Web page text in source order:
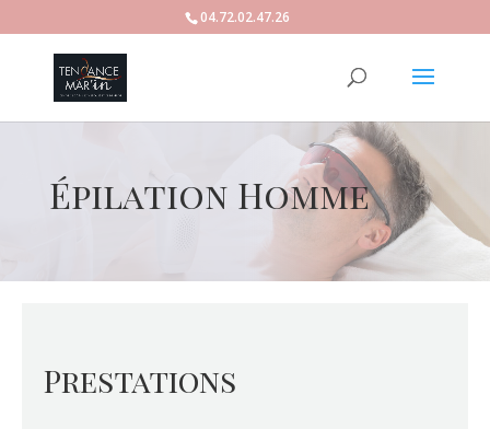
04.72.02.47.26
Épilation Homme
Prestations